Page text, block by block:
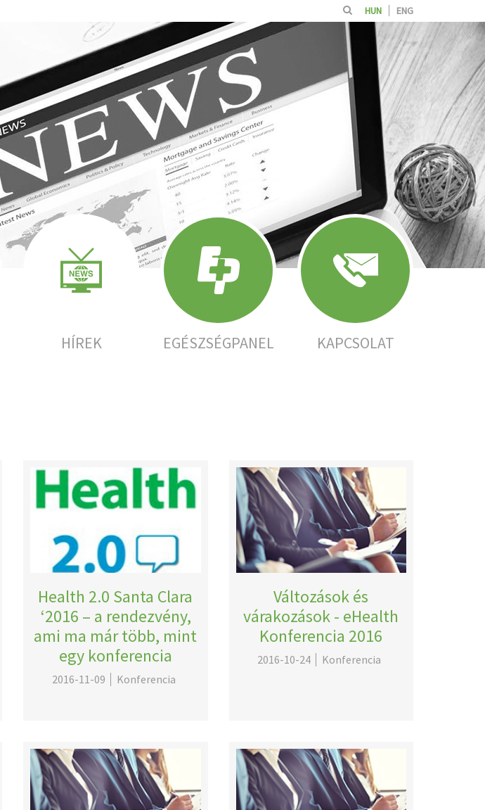
HUN ENG
HÍREK EGÉSZSÉGPANEL KAPCSOLAT
Health 2.0 Santa Clara
‘2016 – a rendezvény,
ami ma már több, mint
egy konferencia
2016-11-09 Konferencia
Változások és
várakozások - eHealth
Konferencia 2016
2016-10-24 Konferencia